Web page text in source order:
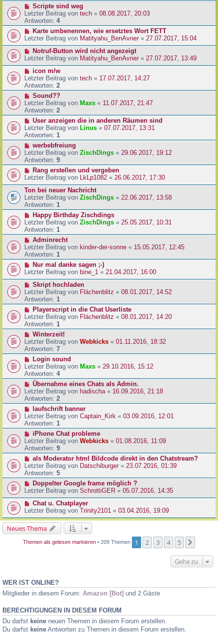
Scripte sind weg
Letzter Beitrag von tech « 08.08.2017, 20:03
Antworten: 4
Karte umbenennen, wie ersetztes Wort FETT
Letzter Beitrag von Matityahu_BenAvner« 27.07.2017, 15:04
Notruf-Button wird nicht angezeigt
Letzter Beitrag von Matityahu_BenAvner « 27.07.2017, 13:49
icon m/w
Letzter Beitrag von tech « 17.07.2017, 14:27
Antworten: 2
Sound??
Letzter Beitrag von Maxs « 11.07.2017, 21:47
Antworten: 2
User anzeigen die in anderen Räumen sind
Letzter Beitrag von Linus « 07.07.2017, 13:31
Antworten: 1
werbebfreiung
Letzter Beitrag von ZischDings « 29.06.2017, 19:12
Antworten: 9
Rang erstellen und vergeben
Letzter Beitrag von
LkLp1082 « 26.06.2017, 17:30
Ton bei neuer Nachricht
Letzter Beitrag von ZischDings « 22.06.2017, 13:58
Antworten: 1
Happy Birthday Zischdings
Letzter Beitrag von ZischDings « 25.05.2017, 10:31
Antworten: 1
Adminrecht
Letzter Beitrag von kinder-der-sonne « 15.05.2017, 12:45
Antworten: 1
Nur mal danke sagen ;-)
Letzter Beitrag von bine_1 « 21.04.2017, 16:00
Skript hochladen
Letzter Beitrag von Flächenblitz « 08.01.2017, 14:52
Antworten: 1
Playerscript in die Chat Userliste
Letzter Beitrag von Flächenblitz « 08.01.2017, 14:20
Antworten: 1
Winterzeit!
Letzter Beitrag von Webkicks « 01.11.2016, 18:32
Antworten: 7
Login sound
Letzter Beitrag von Maxs « 29.10.2016, 15:12
Antworten: 4
Übernahme eines Chats als Admin.
Letzter Beitrag von hadischa « 16.09.2016, 21:18
Antworten: 2
laufschrift banner
Letzter Beitrag von Captain_Kirk « 03.09.2016, 12:01
Antworten: 1
iPhone Chat probleme
Letzter Beitrag von Webkicks « 01.08.2016, 11:09
Antworten: 9
als Moderator html Bildcode direkt in den Chatstream?
Letzter Beitrag von Datschiburger« 23.07.2016, 01:39
Antworten: 5
Doppelter Google frame möglich ?
Letzter Beitrag von SchrottiGER « 05.07.2016, 14:35
Chat u. Chatplayer
Letzter Beitrag von Trinity2101 « 03.04.2016, 19:09
Neues Thema
Themen als gelesen markieren • 209 Themen 1 2 3 4 5
Gehe zu
WER IST ONLINE?
Mitglieder in diesem Forum: Amazon [Bot] und 2 Gäste
BERECHTIGUNGEN IN DIESEM FORUM
Du darfst keine neuen Themen in diesem Forum erstellen.
Du darfst keine Antworten zu Themen in diesem Forum erstellen.